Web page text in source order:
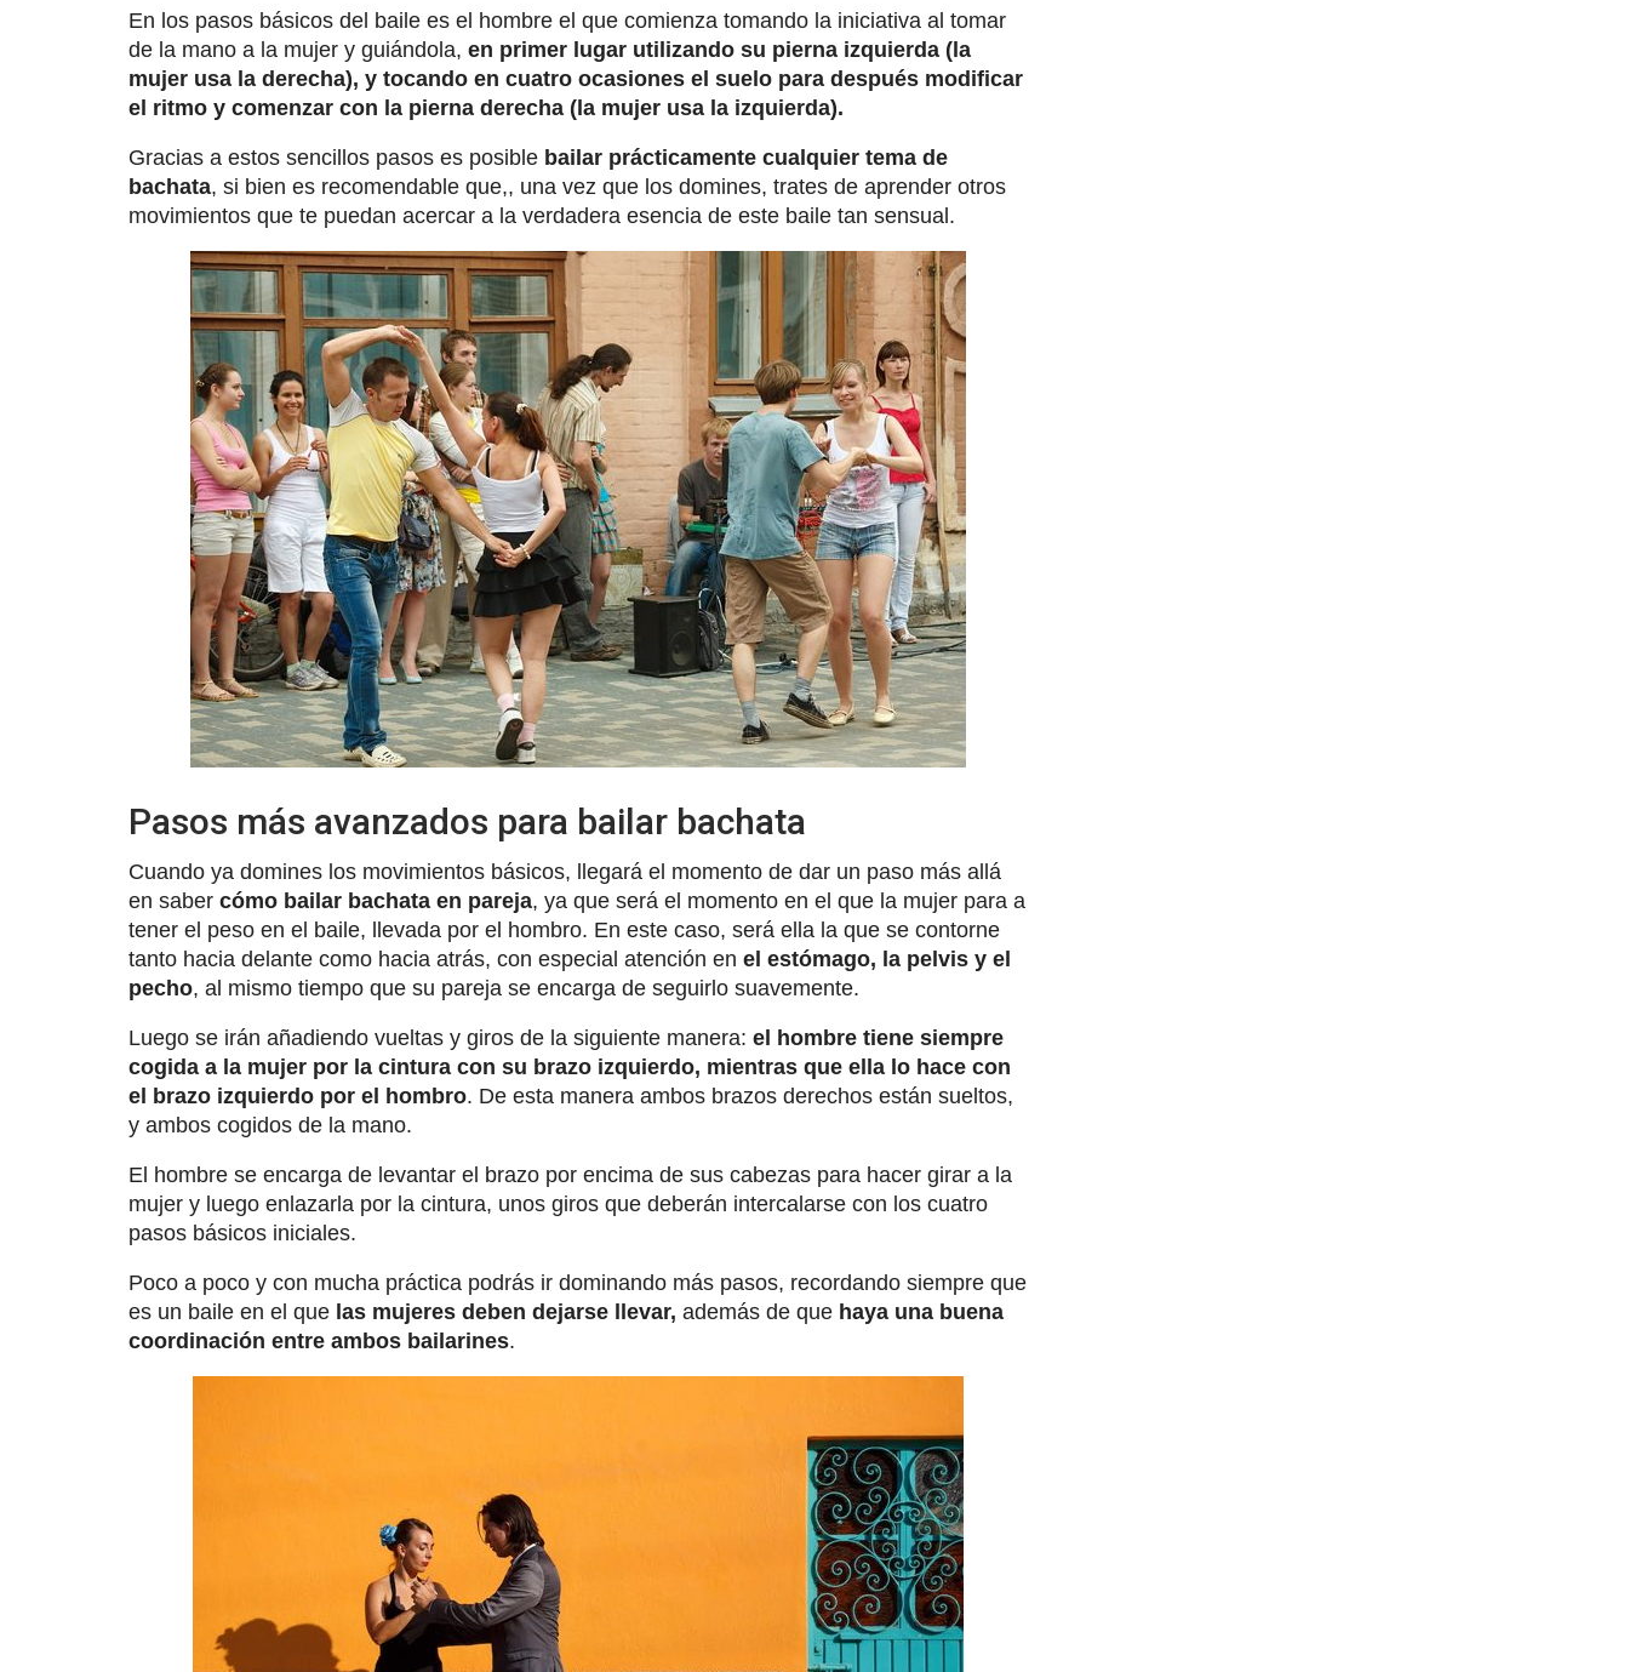
En los pasos básicos del baile es el hombre el que comienza tomando la iniciativa al tomar
de la mano a la mujer y guiándola, en primer lugar utilizando su pierna izquierda (la
mujer usa la derecha), y tocando en cuatro ocasiones el suelo para después modificar
el ritmo y comenzar con la pierna derecha (la mujer usa la izquierda).
Gracias a estos sencillos pasos es posible bailar prácticamente cualquier tema de
bachata, si bien es recomendable que,, una vez que los domines, trates de aprender otros
movimientos que te puedan acercar a la verdadera esencia de este baile tan sensual.
Pasos más avanzados para bailar bachata
Cuando ya domines los movimientos básicos, llegará el momento de dar un paso más allá
en saber cómo bailar bachata en pareja, ya que será el momento en el que la mujer para a
tener el peso en el baile, llevada por el hombro. En este caso, será ella la que se contorne
tanto hacia delante como hacia atrás, con especial atención en el estómago, la pelvis y el
pecho, al mismo tiempo que su pareja se encarga de seguirlo suavemente.
Luego se irán añadiendo vueltas y giros de la siguiente manera: el hombre tiene siempre
cogida a la mujer por la cintura con su brazo izquierdo, mientras que ella lo hace con
el brazo izquierdo por el hombro. De esta manera ambos brazos derechos están sueltos,
y ambos cogidos de la mano.
El hombre se encarga de levantar el brazo por encima de sus cabezas para hacer girar a la
mujer y luego enlazarla por la cintura, unos giros que deberán intercalarse con los cuatro
pasos básicos iniciales.
Poco a poco y con mucha práctica podrás ir dominando más pasos, recordando siempre que
es un baile en el que las mujeres deben dejarse llevar, además de que haya una buena
coordinación entre ambos bailarines.